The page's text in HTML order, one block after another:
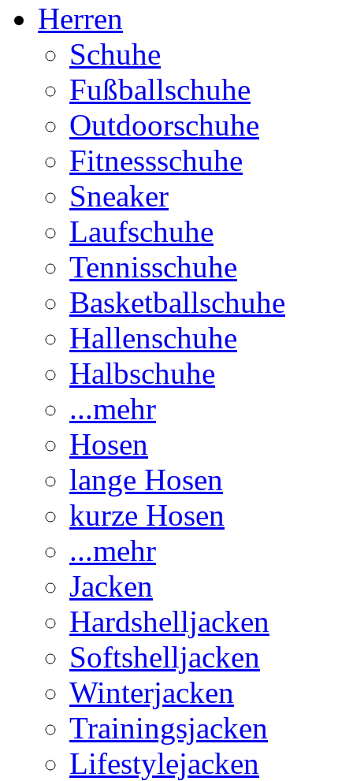
Herren
Schuhe
Fußballschuhe
Outdoorschuhe
Fitnessschuhe
Sneaker
Laufschuhe
Tennisschuhe
Basketballschuhe
Hallenschuhe
Halbschuhe
...mehr
Hosen
lange Hosen
kurze Hosen
...mehr
Jacken
Hardshelljacken
Softshelljacken
Winterjacken
Trainingsjacken
Lifestylejacken